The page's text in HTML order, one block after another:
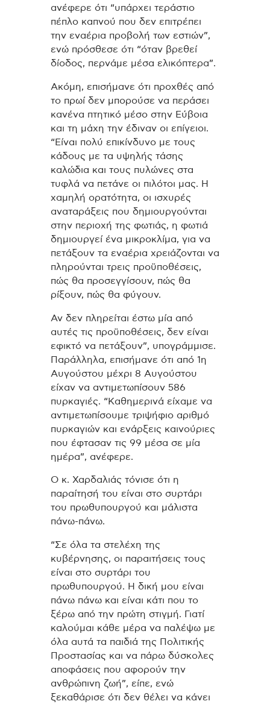
ανέφερε ότι “υπάρχει τεράστιο
πέπλο καπνού που δεν επιτρέπει
την εναέρια προβολή των εστιών”,
ενώ πρόσθεσε ότι “όταν βρεθεί
δίοδος, περνάμε μέσα ελικόπτερα”.
Ακόμη, επισήμανε ότι προχθές από
το πρωί δεν μπορούσε να περάσει
κανένα πτητικό μέσο στην Εύβοια
και τη μάχη την έδιναν οι επίγειοι.
“Είναι πολύ επικίνδυνο με τους
κάδους με τα υψηλής τάσης
καλώδια και τους πυλώνες στα
τυφλά να πετάνε οι πιλότοι μας. Η
χαμηλή ορατότητα, οι ισχυρές
αναταράξεις που δημιουργούνται
στην περιοχή της φωτιάς, η φωτιά
δημιουργεί ένα μικροκλίμα, για να
πετάξουν τα εναέρια χρειάζονται να
πληρούνται τρεις προϋποθέσεις,
πώς θα προσεγγίσουν, πώς θα
ρίξουν, πώς θα φύγουν.
Αν δεν πληρείται έστω μία από
αυτές τις προϋποθέσεις, δεν είναι
εφικτό να πετάξουν”, υπογράμμισε.
Παράλληλα, επισήμανε ότι από 1η
Αυγούστου μέχρι 8 Αυγούστου
είχαν να αντιμετωπίσουν 586
πυρκαγιές. “Καθημερινά είχαμε να
αντιμετωπίσουμε τριψήφιο αριθμό
πυρκαγιών και ενάρξεις καινούριες
που έφτασαν τις 99 μέσα σε μία
ημέρα”, ανέφερε.
Ο κ. Χαρδαλιάς τόνισε ότι η
παραίτησή του είναι στο συρτάρι
του πρωθυπουργού και μάλιστα
πάνω-πάνω.
“Σε όλα τα στελέχη της
κυβέρνησης, οι παραιτήσεις τους
είναι στο συρτάρι του
πρωθυπουργού. Η δική μου είναι
πάνω πάνω και είναι κάτι που το
ξέρω από την πρώτη στιγμή. Γιατί
καλούμαι κάθε μέρα να παλέψω με
όλα αυτά τα παιδιά της Πολιτικής
Προστασίας και να πάρω δύσκολες
αποφάσεις που αφορούν την
ανθρώπινη ζωή”, είπε, ενώ
ξεκαθάρισε ότι δεν θέλει να κάνει